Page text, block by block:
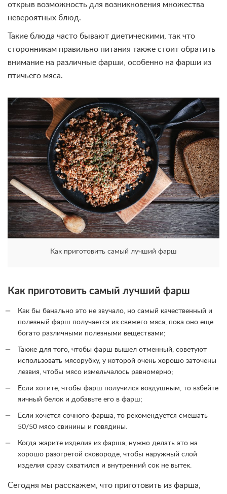
открыв возможность для возникновения множества
невероятных блюд.
Такие блюда часто бывают диетическими, так что
сторонникам правильно питания также стоит обратить
внимание на различные фарши, особенно на фарши из
птичьего мяса.
Как приготовить самый лучший фарш
Как приготовить самый лучший фарш
Как бы банально это не звучало, но самый качественный и
полезный фарш получается из свежего мяса, пока оно еще
богато различными полезными веществами;
Также для того, чтобы фарш вышел отменный, советуют
использовать мясорубку, у которой очень хорошо заточены
лезвия, чтобы мясо измельчалось равномерно;
Если хотите, чтобы фарш получился воздушным, то взбейте
яичный белок и добавьте его в фарш;
Если хочется сочного фарша, то рекомендуется смешать
50/50 мясо свинины и говядины.
Когда жарите изделия из фарша, нужно делать это на
хорошо разогретой сковороде, чтобы наружный слой
изделия сразу схватился и внутренний сок не вытек.
Сегодня мы расскажем, что приготовить из фарша,